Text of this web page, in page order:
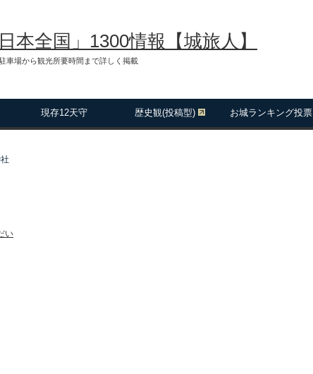
本全国」1300情報【城旅人】
車場から観光所要時間まで詳しく掲載
現存12天守 歴史観(投稿型) お城ランキング投票
い